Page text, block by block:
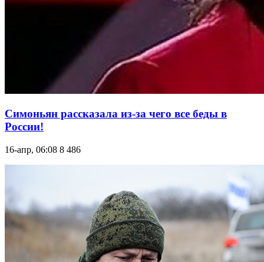
Симоньян рассказала из-за чего все беды в
России!
16-апр, 06:08 8 486